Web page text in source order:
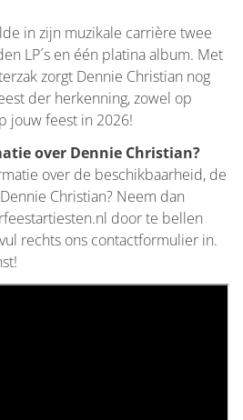
in zijn muzikale carrière twee
LP´s en één platina album. Met
zorgt Dennie Christian nog
der herkenning, zowel op
jouw feest in 2026!
over Dennie Christian?
over de beschikbaarheid, de
Christian? Neem dan
door te bellen
rechts ons contactformulier in.